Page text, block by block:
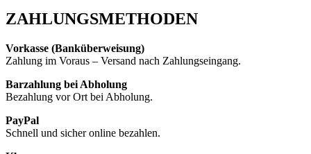
ZAHLUNGSMETHODEN
Vorkasse (Banküberweisung)
Zahlung im Voraus – Versand nach Zahlungseingang.
Barzahlung bei Abholung
Bezahlung vor Ort bei Abholung.
PayPal
Schnell und sicher online bezahlen.